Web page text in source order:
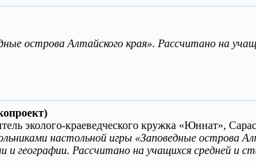
острова Алтайского края». Рассчитано на
эколого-краеведческого кружка
настольной игры «Заповедные острова
и географии. Рассчитано на учащихся средней и